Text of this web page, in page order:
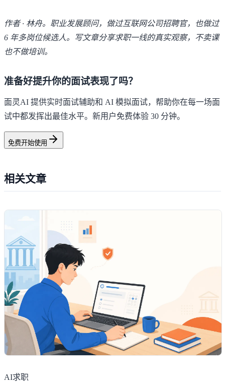
作者 · 林舟。职业发展顾问，做过互联网公司招聘官，也做过
6 年多岗位候选人。写文章分享求职一线的真实观察，不卖课
也不做培训。
准备好提升你的面试表现了吗？
面灵AI 提供实时面试辅助和 AI 模拟面试，帮助你在每一场面
试中都发挥出最佳水平。新用户免费体验 30 分钟。
免费开始使用
相关文章
AI求职